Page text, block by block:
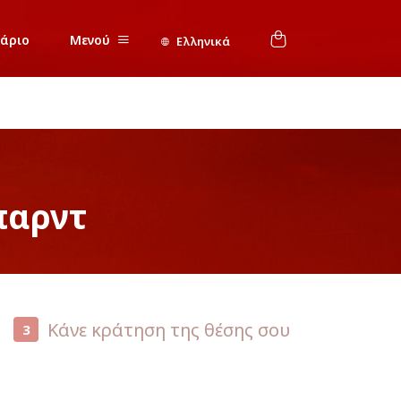
Μενού Ελληνικά
3 Κάνε κράτηση της θέσης σου